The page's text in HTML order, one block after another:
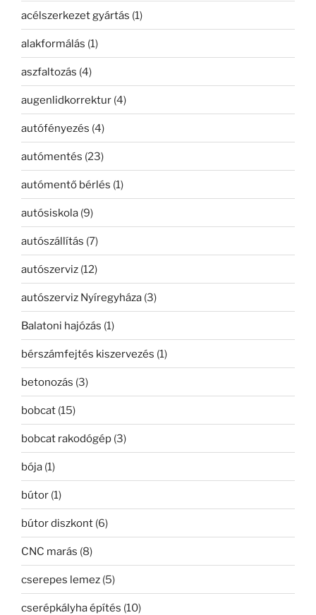
acélszerkezet gyártás (1)
alakformálás (1)
aszfaltozás (4)
augenlidkorrektur (4)
autófényezés (4)
autómentés (23)
autómentő bérlés (1)
autósiskola (9)
autószállítás (7)
autószerviz (12)
autószerviz Nyíregyháza (3)
Balatoni hajózás (1)
bérszámfejtés kiszervezés (1)
betonozás (3)
bobcat (15)
bobcat rakodógép (3)
bója (1)
bútor (1)
bútor diszkont (6)
CNC marás (8)
cserepes lemez (5)
cserépkályha építés (10)